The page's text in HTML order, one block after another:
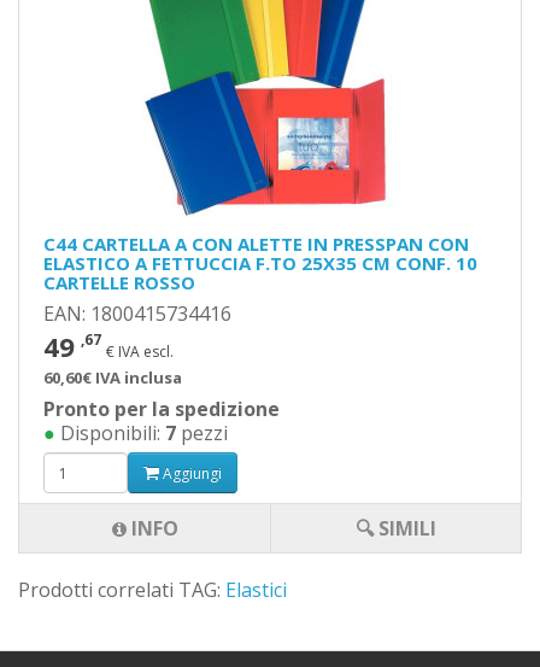
C44 CARTELLA A CON ALETTE IN PRESSPAN CON
ELASTICO A FETTUCCIA F.TO 25X35 CM CONF. 10
CARTELLE ROSSO
EAN: 1800415734416
49 ,67
€ IVA escl.
60,60€ IVA inclusa
Pronto per la spedizione
● Disponibili: 7 pezzi
Aggiungi
INFO 🔍 SIMILI
Prodotti correlati TAG: Elastici